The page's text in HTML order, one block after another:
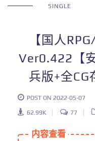
SINGLE
【国人
Ver0.422【
兵版+全CG
POST ON 2022-05-07
62.99K 77
内容查看